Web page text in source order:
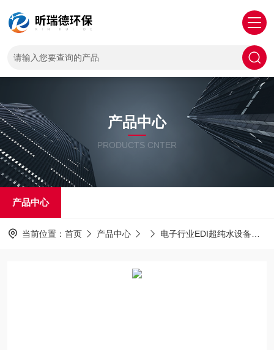
产品中心
PRODUCTS CNTER
产品中心
当前位置： 首页 产品中心 电子行业EDI超纯水设备